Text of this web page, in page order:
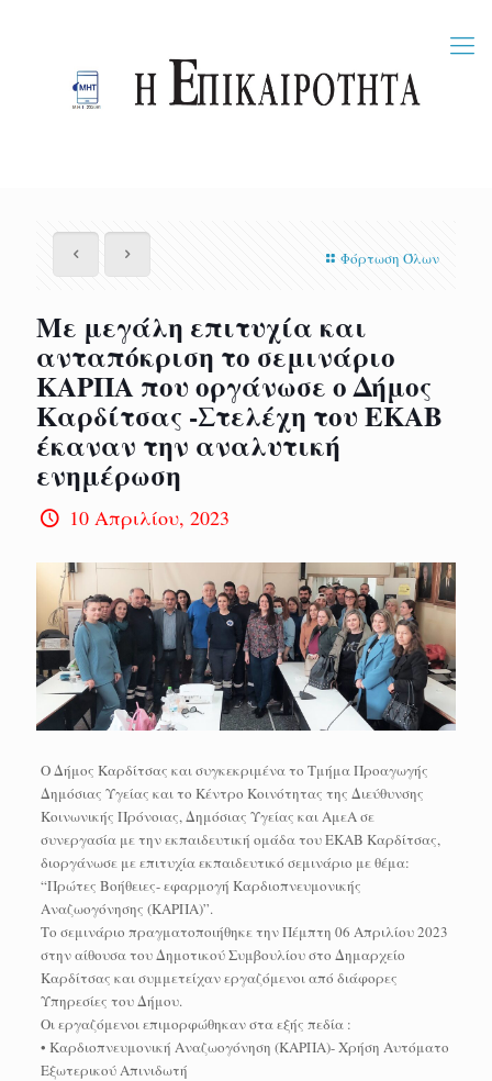
Φόρτωση Όλων
Με μεγάλη επιτυχία και
ανταπόκριση το σεμινάριο
ΚΑΡΠΑ που οργάνωσε ο Δήμος
Καρδίτσας -Στελέχη του ΕΚΑΒ
έκαναν την αναλυτική
ενημέρωση
10 Απριλίου, 2023
Ο Δήμος Καρδίτσας και συγκεκριμένα το Τμήμα Προαγωγής
Δημόσιας Υγείας και το Κέντρο Κοινότητας της Διεύθυνσης
Κοινωνικής Πρόνοιας, Δημόσιας Υγείας και ΑμεΑ σε
συνεργασία με την εκπαιδευτική ομάδα του ΕΚΑΒ Καρδίτσας,
διοργάνωσε με επιτυχία εκπαιδευτικό σεμινάριο με θέμα:
“Πρώτες Βοήθειες- εφαρμογή Καρδιοπνευμονικής
Αναζωογόνησης (ΚΑΡΠΑ)”.
Το σεμινάριο πραγματοποιήθηκε την Πέμπτη 06 Απριλίου 2023
στην αίθουσα του Δημοτικού Συμβουλίου στο Δημαρχείο
Καρδίτσας και συμμετείχαν εργαζόμενοι από διάφορες
Υπηρεσίες του Δήμου.
Οι εργαζόμενοι επιμορφώθηκαν στα εξής πεδία :
• Καρδιοπνευμονική Αναζωογόνηση (ΚΑΡΠΑ)- Χρήση Αυτόματο
Εξωτερικού Απινιδωτή